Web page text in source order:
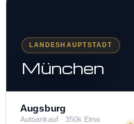
LANDESHAUPTSTADT
München
Augsburg
Autoankauf · 350k Einw.